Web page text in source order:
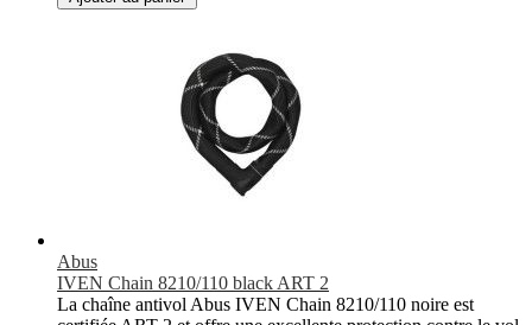
Abus
IVEN Chain 8210/110 black ART 2
La chaîne antivol Abus IVEN Chain 8210/110 noire est